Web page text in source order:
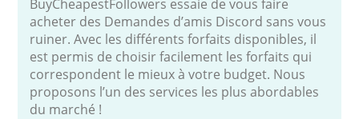
BuyCheapestFollowers essaie de vous faire
acheter des Demandes d’amis Discord sans vous
ruiner. Avec les différents forfaits disponibles, il
est permis de choisir facilement les forfaits qui
correspondent le mieux à votre budget. Nous
proposons l’un des services les plus abordables
du marché !